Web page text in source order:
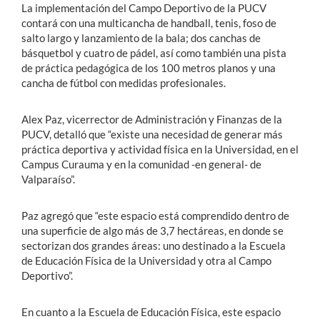
La implementación del Campo Deportivo de la PUCV
contará con una multicancha de handball, tenis, foso de
salto largo y lanzamiento de la bala; dos canchas de
básquetbol y cuatro de pádel, así como también una pista
de práctica pedagógica de los 100 metros planos y una
cancha de fútbol con medidas profesionales.
Alex Paz, vicerrector de Administración y Finanzas de la
PUCV, detalló que “existe una necesidad de generar más
práctica deportiva y actividad física en la Universidad, en el
Campus Curauma y en la comunidad -en general- de
Valparaíso”.
Paz agregó que “este espacio está comprendido dentro de
una superficie de algo más de 3,7 hectáreas, en donde se
sectorizan dos grandes áreas: uno destinado a la Escuela
de Educación Física de la Universidad y otra al Campo
Deportivo”.
En cuanto a la Escuela de Educación Física, este espacio